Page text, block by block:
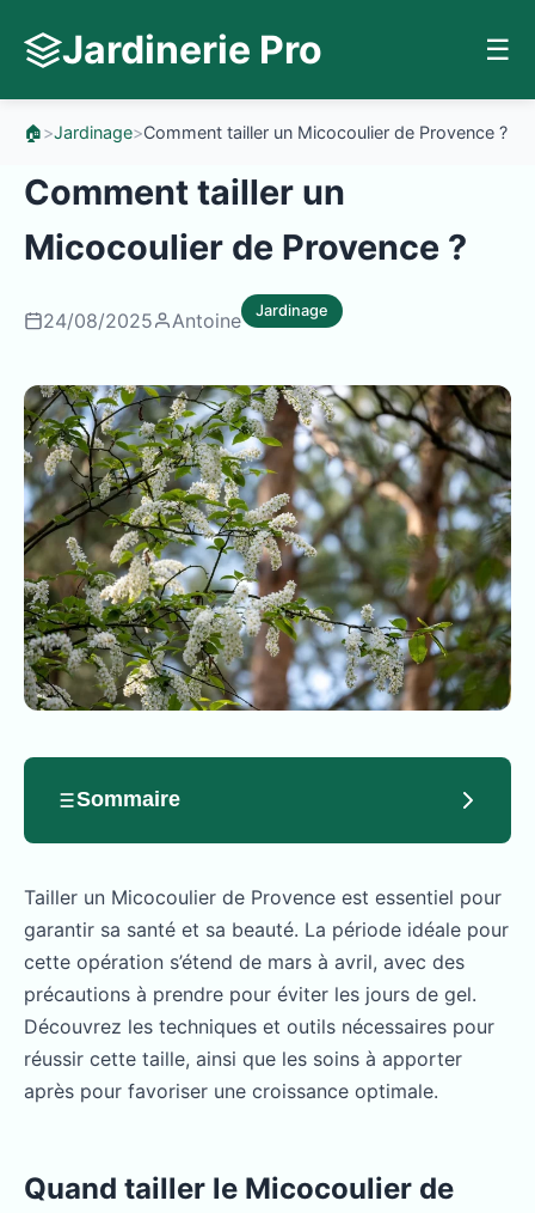
Jardinerie Pro ☰
🏠>Jardinage>Comment tailler un Micocoulier de Provence ?
Comment tailler un
Micocoulier de Provence ?
24/08/2025 Antoine Jardinage
Sommaire
Tailler un Micocoulier de Provence est essentiel pour
garantir sa santé et sa beauté. La période idéale pour
cette opération s’étend de mars à avril, avec des
précautions à prendre pour éviter les jours de gel.
Découvrez les techniques et outils nécessaires pour
réussir cette taille, ainsi que les soins à apporter
après pour favoriser une croissance optimale.
Quand tailler le Micocoulier de